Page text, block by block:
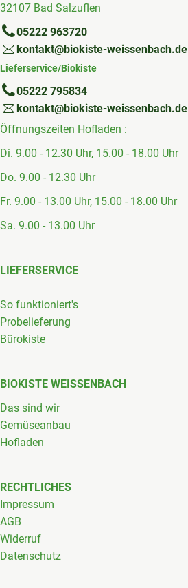
32107 Bad Salzuflen
05222 963720
kontakt@biokiste-weissenbach.de
Lieferservice/Biokiste
05222 795834
kontakt@biokiste-weissenbach.de
Öffnungszeiten Hofladen :
Di. 9.00 - 12.30 Uhr, 15.00 - 18.00 Uhr
Do. 9.00 - 12.30 Uhr
Fr. 9.00 - 13.00 Uhr, 15.00 - 18.00 Uhr
Sa. 9.00 - 13.00 Uhr
LIEFERSERVICE
So funktioniert's
Probelieferung
Bürokiste
BIOKISTE WEISSENBACH
Das sind wir
Gemüseanbau
Hofladen
RECHTLICHES
Impressum
AGB
Widerruf
Datenschutz